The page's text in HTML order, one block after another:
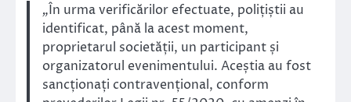
„În urma verificărilor efectuate, polițiștii au
identificat, până la acest moment,
proprietarul societății, un participant și
organizatorul evenimentului. Aceștia au fost
sancționați contravențional, conform